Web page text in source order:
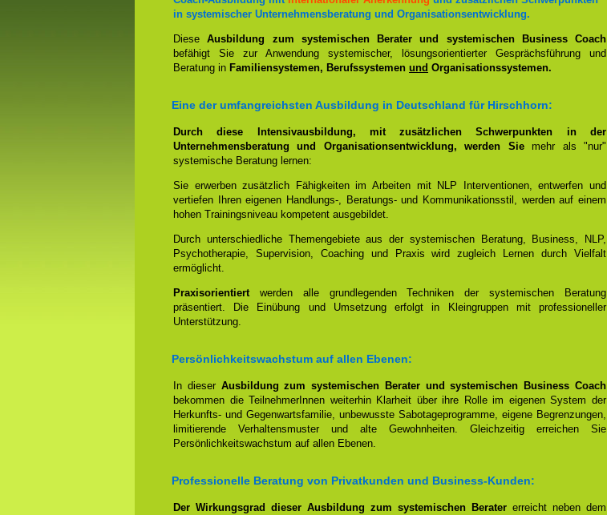
in systemischer Unternehmensberatung und Organisationsentwicklung.
DieseAusbildung zum systemischen Berater und systemischen Business Coach
befähigt Sie zur Anwendung systemischer, lösungsorientierter Gesprächsführung und
Beratung in Familiensystemen, Berufssystemen und Organisationssystemen.
Eine der umfangreichsten Ausbildung in Deutschland für Hirschhorn:
Durch diese Intensivausbildung, mit zusätzlichen Schwerpunkten in der
Unternehmensberatung und Organisationsentwicklung, werden Siemehr als "nur"
systemische Beratung lernen:
Sie erwerben zusätzlich Fähigkeiten im Arbeiten mit NLP Interventionen, entwerfen und
vertiefen Ihren eigenen Handlungs-, Beratungs- und Kommunikationsstil, werden auf einem
hohen Trainingsniveau kompetent ausgebildet.
Durch unterschiedliche Themengebiete aus der systemischen Beratung, Business, NLP,
Psychotherapie, Supervision, Coaching und Praxis wird zugleich Lernen durch Vielfalt
ermöglicht.
Praxisorientiertwerden alle grundlegenden Techniken der systemischen Beratung
präsentiert. Die Einübung und Umsetzung erfolgt in Kleingruppen mit professioneller
Unterstützung.
Persönlichkeitswachstum auf allen Ebenen:
In dieser Ausbildung zum systemischen Berater und systemischen Business Coach
bekommen die TeilnehmerInnen weiterhin Klarheit über ihre Rolle im eigenen System der
Herkunfts- und Gegenwartsfamilie, unbewusste Sabotageprogramme, eigene Begrenzungen,
limitierende Verhaltensmuster und alte Gewohnheiten. Gleichzeitig erreichen Sie
Persönlichkeitswachstum auf allen Ebenen.
Professionelle Beratung von Privatkunden und Business-Kunden:
Der Wirkungsgrad dieser Ausbildung zum systemischen Berater erreicht neben dem